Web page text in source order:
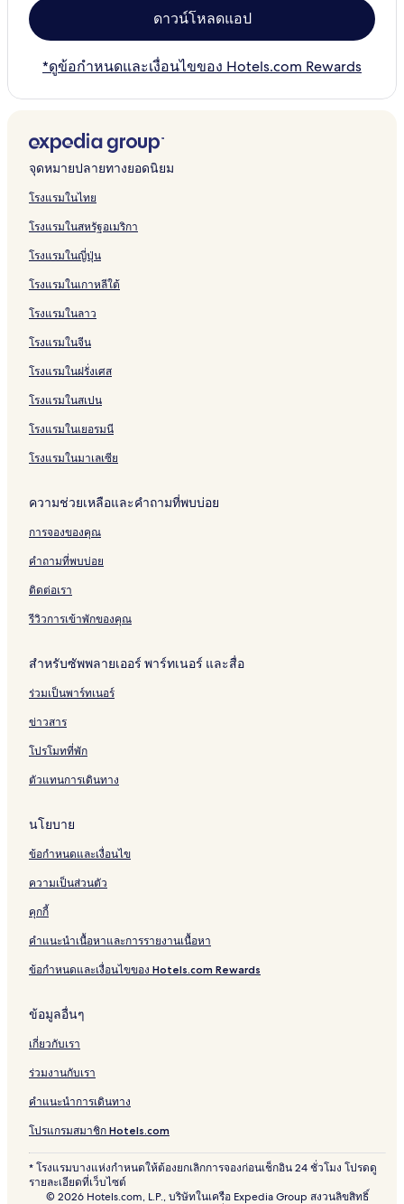
ดาวน์โหลดแอป
*ดูข้อกำหนดและเงื่อนไขของ Hotels.com Rewards
จุดหมายปลายทางยอดนิยม
โรงแรมในไทย
โรงแรมในสหรัฐอเมริกา
โรงแรมในญี่ปุ่น
โรงแรมในเกาหลีใต้
โรงแรมในลาว
โรงแรมในจีน
โรงแรมในฝรั่งเศส
โรงแรมในสเปน
โรงแรมในเยอรมนี
โรงแรมในมาเลเซีย
ความช่วยเหลือและคำถามที่พบบ่อย
การจองของคุณ
คำถามที่พบบ่อย
ติดต่อเรา
รีวิวการเข้าพักของคุณ
สำหรับซัพพลายเออร์ พาร์ทเนอร์ และสื่อ
ร่วมเป็นพาร์ทเนอร์
ข่าวสาร
โปรโมทที่พัก
ตัวแทนการเดินทาง
นโยบาย
ข้อกำหนดและเงื่อนไข
ความเป็นส่วนตัว
คุกกี้
คำแนะนำเนื้อหาและการรายงานเนื้อหา
ข้อกำหนดและเงื่อนไขของ Hotels.com Rewards
ข้อมูลอื่นๆ
เกี่ยวกับเรา
ร่วมงานกับเรา
คำแนะนำการเดินทาง
โปรแกรมสมาชิก Hotels.com
* โรงแรมบางแห่งกำหนดให้ต้องยกเลิกการจองก่อนเช็กอิน 24 ชั่วโมง โปรดดู
รายละเอียดที่เว็บไซต์
© 2026 Hotels.com, L.P., บริษัทในเครือ Expedia Group สงวนลิขสิทธิ์